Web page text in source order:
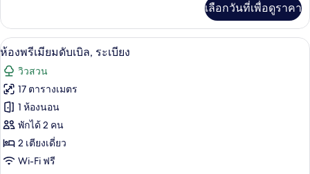
พัก
เดี่ยว,
ระเบียง,
วิว
ทะเล
เกี่ยว
กับ
ห้อง
ดับเบิล
สำหรับ
พัก
เดี่ยว,
ระเบียง,
วิว
ทะเล
เลือกวันที่เพื่อดูราคา
เปิด
ภาพถ่าย
ทั้งหมด
ของ
ห้อง
พรีเมียม
ดับเบิล,
ห้องพรีเมียมดับเบิล, ระเบียง | โต๊ะทำ
5
ห้องพรีเมียมดับเบิล, ระเบียง
วิวสวน
17 ตารางเมตร
1 ห้องนอน
พักได้ 2 คน
2 เตียงเดี่ยว
Wi-Fi ฟรี